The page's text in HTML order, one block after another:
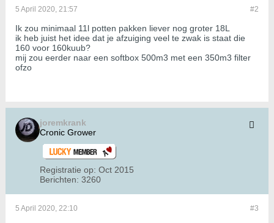
#2
5 April 2020, 21:57
Ik zou minimaal 11l potten pakken liever nog groter 18L
ik heb juist het idee dat je afzuiging veel te zwak is staat die
160 voor 160kuub?
mij zou eerder naar een softbox 500m3 met een 350m3 filter
ofzo
joremkrank
Cronic Grower
Registratie op: Oct 2015
Berichten: 3260
#3
5 April 2020, 22:10